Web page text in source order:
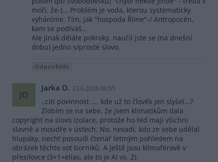
móři, že-)... Problém je voda, kterou systematicky
vyháníme. Tím, jak "hospoda Říme"-/ Antropocén,
kam se podíváš...
Ale jinak děláte pokroky, naučil jste se (na dnešní
dobu) jedno s/prosté slovo.
Odpovědět
JO
Jarka O. 23.6.2026 06:55
..cítí povinnost ..., kde už to člověk jen slyšel...?
Zlobím se na sebe, že jsem klimatikům dala
copyright na slovo izolace, protože ho teď mají všichni
slavně a moudře v ústech. No, nevadí, kdo ze sebe udělal
hlupáky, nechť posoudí čtenář letmým pohledem na
obrázek těchto vot borníků. A ještě jsou klimaférově v
přesilovce (3+1+elias, ale to je AI vs. 2).